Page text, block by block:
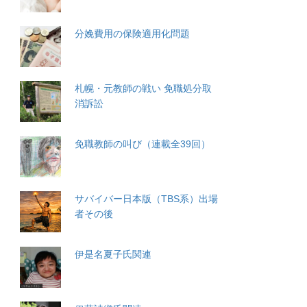
分娩費用の保険適用化問題
札幌・元教師の戦い 免職処分取
消訴訟
免職教師の叫び（連載全39回）
サバイバー日本版（TBS系）出場
者その後
伊是名夏子氏関連